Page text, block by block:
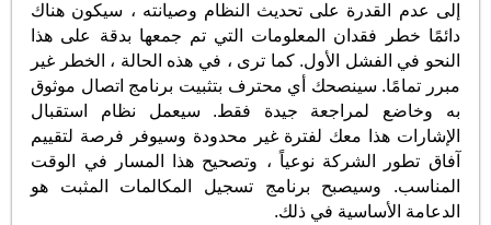
إلى عدم القدرة على تحديث النظام وصيانته ، سيكون هناك
دائمًا خطر فقدان المعلومات التي تم جمعها بدقة على هذا
النحو في الفشل الأول. كما ترى ، في هذه الحالة ، الخطر غير
مبرر تمامًا. سينصحك أي محترف بتثبيت برنامج اتصال موثوق
به وخاضع لمراجعة جيدة فقط. سيعمل نظام استقبال
الإشارات هذا معك لفترة غير محدودة وسيوفر فرصة لتقييم
آفاق تطور الشركة نوعياً ، وتصحيح هذا المسار في الوقت
المناسب. وسيصبح برنامج تسجيل المكالمات المثبت هو
الدعامة الأساسية في ذلك.